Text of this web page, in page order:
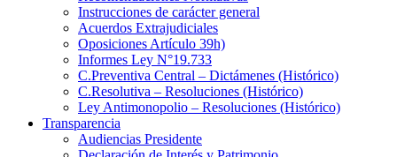
Instrucciones de carácter general
Acuerdos Extrajudiciales
Oposiciones Artículo 39h)
Informes Ley N°19.733
C.Preventiva Central – Dictámenes (Histórico)
C.Resolutiva – Resoluciones (Histórico)
Ley Antimonopolio – Resoluciones (Histórico)
Transparencia
Audiencias Presidente